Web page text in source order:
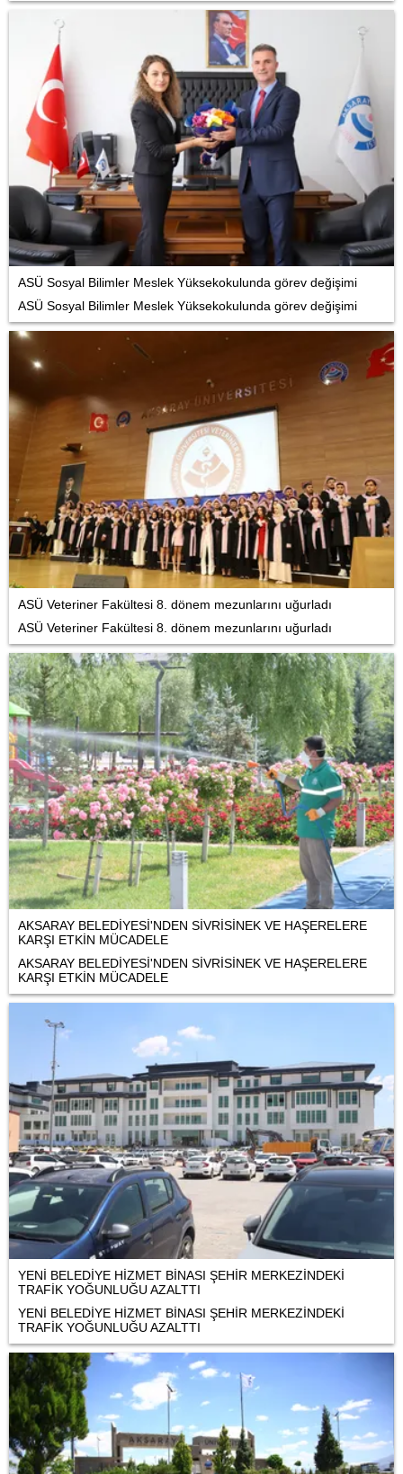
ASÜ Sosyal Bilimler Meslek Yüksekokulunda görev değişimi
ASÜ Sosyal Bilimler Meslek Yüksekokulunda görev değişimi
ASÜ Veteriner Fakültesi 8. dönem mezunlarını uğurladı
ASÜ Veteriner Fakültesi 8. dönem mezunlarını uğurladı
AKSARAY BELEDİYESİ'NDEN SİVRİSİNEK VE HAŞERELERE
KARŞI ETKİN MÜCADELE
AKSARAY BELEDİYESİ'NDEN SİVRİSİNEK VE HAŞERELERE
KARŞI ETKİN MÜCADELE
YENİ BELEDİYE HİZMET BİNASI ŞEHİR MERKEZİNDEKİ
TRAFİK YOĞUNLUĞU AZALTTI
YENİ BELEDİYE HİZMET BİNASI ŞEHİR MERKEZİNDEKİ
TRAFİK YOĞUNLUĞU AZALTTI